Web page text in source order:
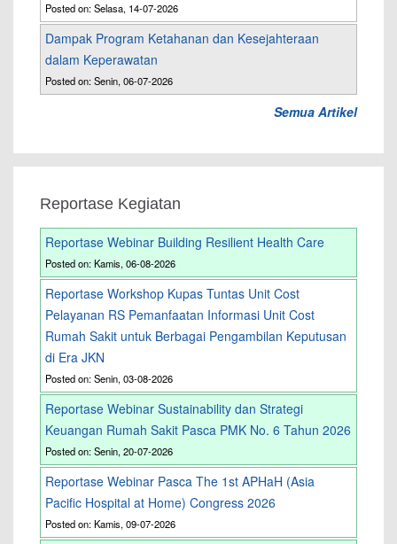
Posted on: Selasa, 14-07-2026
Dampak Program Ketahanan dan Kesejahteraan
dalam Keperawatan
Posted on: Senin, 06-07-2026
Semua Artikel
Reportase Kegiatan
Reportase Webinar Building Resilient Health Care
Posted on: Kamis, 06-08-2026
Reportase Workshop Kupas Tuntas Unit Cost
Pelayanan RS Pemanfaatan Informasi Unit Cost
Rumah Sakit untuk Berbagai Pengambilan Keputusan
di Era JKN
Posted on: Senin, 03-08-2026
Reportase Webinar Sustainability dan Strategi
Keuangan Rumah Sakit Pasca PMK No. 6 Tahun 2026
Posted on: Senin, 20-07-2026
Reportase Webinar Pasca The 1st APHaH (Asia
Pacific Hospital at Home) Congress 2026
Posted on: Kamis, 09-07-2026